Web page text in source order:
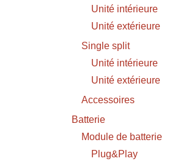
Unité intérieure
Unité extérieure
Single split
Unité intérieure
Unité extérieure
Accessoires
Batterie
Module de batterie
Plug&Play